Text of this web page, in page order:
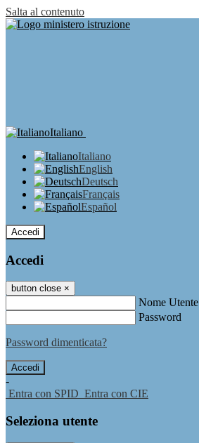
Salta al contenuto
Italiano
Italiano
English
Deutsch
Français
Español
Accedi
Accedi
button close ×
Nome Utente
Password
Password dimenticata?
-
Entra con SPID Entra con CIE
Seleziona utente